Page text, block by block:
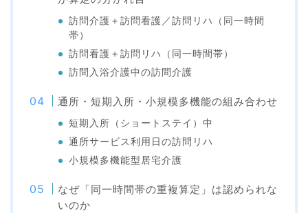
訪問介護＋訪問看護／訪問リハ（同一時間
帯）
訪問看護＋訪問リハ（同一時間帯）
訪問入浴介護中の訪問介護
通所・短期入所・小規模多機能の組み合わせ
短期入所（ショートステイ）中
通所サービス利用日の訪問リハ
小規模多機能型居宅介護
なぜ「同一時間帯の重複算定」は認められな
いのか